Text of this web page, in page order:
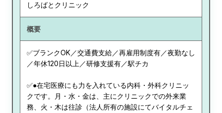
しろばとクリニック
概要
✅ブランクOK／交通費支給／再雇用制度有／夜勤なし
／年休120日以上／研修支援有／駅チカ
✅●在宅医療にも力を入れている内科・外科クリニッ
クです。月・水・金は、主にクリニックでの外来業
務、火・木は往診（法人所有の施設にてバイタルチェ